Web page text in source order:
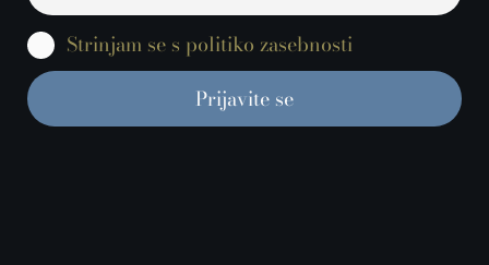
Strinjam se s politiko zasebnosti